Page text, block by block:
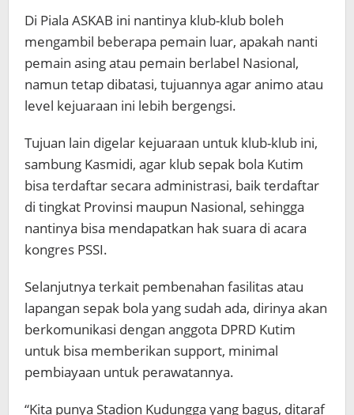
Di Piala ASKAB ini nantinya klub-klub boleh
mengambil beberapa pemain luar, apakah nanti
pemain asing atau pemain berlabel Nasional,
namun tetap dibatasi, tujuannya agar animo atau
level kejuaraan ini lebih bergengsi.
Tujuan lain digelar kejuaraan untuk klub-klub ini,
sambung Kasmidi, agar klub sepak bola Kutim
bisa terdaftar secara administrasi, baik terdaftar
di tingkat Provinsi maupun Nasional, sehingga
nantinya bisa mendapatkan hak suara di acara
kongres PSSI.
Selanjutnya terkait pembenahan fasilitas atau
lapangan sepak bola yang sudah ada, dirinya akan
berkomunikasi dengan anggota DPRD Kutim
untuk bisa memberikan support, minimal
pembiayaan untuk perawatannya.
“Kita punya Stadion Kudungga yang bagus, ditaraf